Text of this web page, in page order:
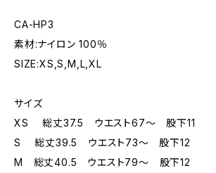
CA-HP3
素材:ナイロン 100％
SIZE:XS,S,M,L,XL
サイズ
XS 総丈37.5 ウエスト67～ 股下11
S 総丈39.5 ウエスト73～ 股下12
M 総丈40.5 ウエスト79～ 股下12